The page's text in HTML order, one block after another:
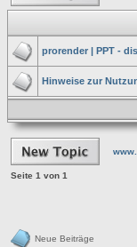
prorender | PPT -
Hinweise zur
Seite 1 von 1
Neue Beiträge